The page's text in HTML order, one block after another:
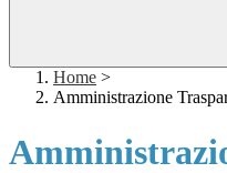
Home >
Amministrazione